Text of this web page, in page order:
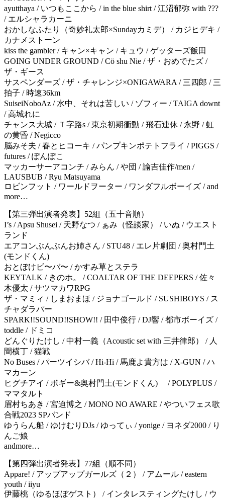
ayutthaya / いつもここから / in the blue shirt / 江沼郁弥 with ???
/ エルシャラカーニ
おかしなふたり（奇妙礼太郎×Sundayカミデ） / カジヒデキ /
カナメストーン
kiss the gambler / キャン×キャン / キュウ / ゲッターズ飯田
GOING UNDER GROUND / Cö shu Nie / ザ・おめでたズ /
ザ・ギース
サスペンダーズ / ザ・チャレンジ×ONIGAWARA / 三四郎 / 三
拍子 / 時速36km
SuiseiNoboAz / 水中、それは苦しい / ゾフィー / TAIGA downt
/ 高城れに
チャンス大城 / Ｔ字路s / 東京初期衝動 / 飛石連休 / 永野 / 虹
の黄昏 / Negicco
脳みそ夫 / 春とヒコーキ / パンプキンポテトフライ / PIGGS /
futures / ぽんぽこ
マッカーサーアコンチ / みらん / や団 / 諭吉佳作/men /
LAUSBUB / Ryu Matsuyama
ロビンフット / ワールドヲーター / ワンダフルボーイズ / and
more…
【第三弾出演者発表】52組（五十音順）
I’s / Apsu Shusei / 天野なつ / ぁみ（怪談家） / いぬ / ウエスト
ランド
エアコンぶんぶんお姉さん / STU48 / エレ片劇団 / 奥村門土
(モンドくん)
おとぼけビ〜バ〜 / かすみ草とステラ
KEYTALK / きのホ。 / COALTAR OF THE DEEPERS / 佐々
木優太 / サツマカワRPG
ザ・マミィ / しまおまほ / ジョナゴールド / SUSHIBOYS / ス
チャダラパー
SPARK!!SOUND!!SHOW!! / 田中俊行 / DJ響 / 都市ボーイズ /
toddle / ドミコ
どんぐりたけし / 中村一義（Acoustic set with 三井律郎） / 人
間横丁 / 猫戦
No Buses / パーツイシバ / Hi-Hi / 馬鹿よ貴方は / X-GUN / ハ
マカーン
ヒグチアイ / ボギー&奥村門土(モンドくん) / POLYPLUS /
ママタルト
眉村ちあき / 宮迫博之 / MONO NO AWARE / やついフェス歌
合戦2023 SPバンド
ゆうらん船 / ゆけむりDJs / ゆってぃ / yonige / ヨネダ2000 / り
んご娘
andmore…
【第四弾出演者発表】77組（順不同）
Appare! / アップアップガールズ（２） / アムール / eastern
youth / iiyu
伊藤桃（ゆるほぼゲスト） / インタレスティングたけし / ウ